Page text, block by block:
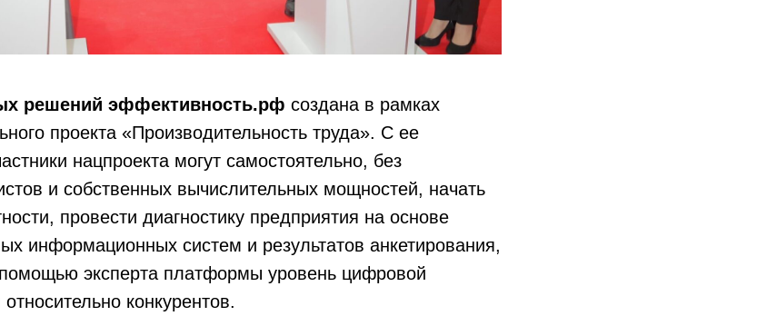
решений эффективность.рф создана в рамках
проекта «Производительность труда». С ее
нацпроекта могут самостоятельно, без
и собственных вычислительных мощностей, начать
провести диагностику предприятия на основе
информационных систем и результатов анкетирования,
эксперта платформы уровень цифровой
конкурентов.